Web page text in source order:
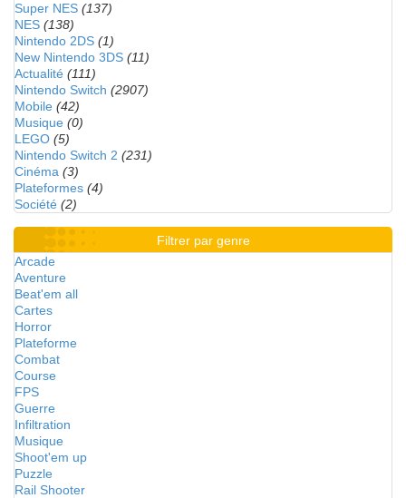
Super NES (137)
NES (138)
Nintendo 2DS (1)
New Nintendo 3DS (11)
Actualité (111)
Nintendo Switch (2907)
Mobile (42)
Musique (0)
LEGO (5)
Nintendo Switch 2 (231)
Cinéma (3)
Plateformes (4)
Société (2)
Filtrer par genre
Arcade
Aventure
Beat'em all
Cartes
Horror
Plateforme
Combat
Course
FPS
Guerre
Infiltration
Musique
Shoot'em up
Puzzle
Rail Shooter